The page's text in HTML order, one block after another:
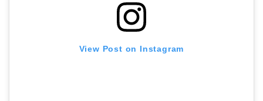
View Post on Instagram